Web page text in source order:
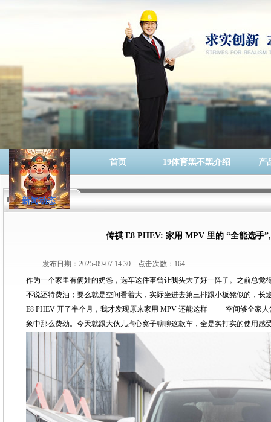
首页 19体育黑不黑介绍 产
新闻动态
传祺 E8 PHEV: 家用 MPV 里的 “全能选手
发布日期：2025-09-07 14:30 点击次数：164
作为一个家里有俩娃的奶爸，选车这件事曾让我头大了好一阵子。之前总觉
不说还特费油；要么就是空间看着大，实际坐进去第三排跟小板凳似的，长
E8 PHEV 开了半个月，我才发现原来家用 MPV 还能这样 —— 空间够全家
象中那么费劲。今天就跟大伙儿掏心窝子聊聊这款车，全是实打实的使用感